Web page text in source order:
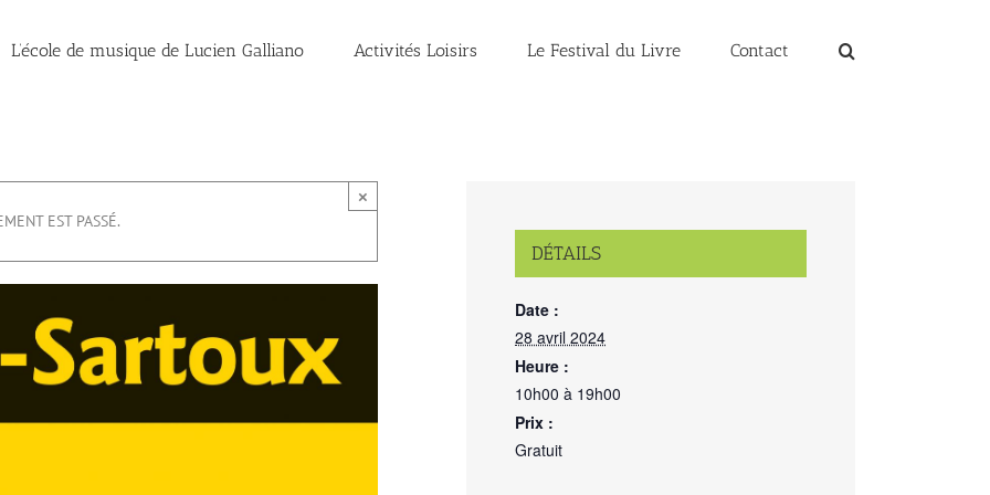
L’école de musique de Lucien Galliano Activités Loisirs Le Festival du Livre Contact
×
EST PASSÉ.
DÉTAILS
Date :
28 avril 2024
Heure :
10h00 à 19h00
Prix :
Gratuit